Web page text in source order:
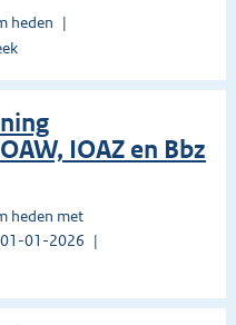
heden
IOAZ en Bbz
heden met
01-2026